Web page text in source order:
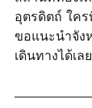
อุตรดิตถ์ ใค
ขอแนะนำจัง
เดินทางได้เลย